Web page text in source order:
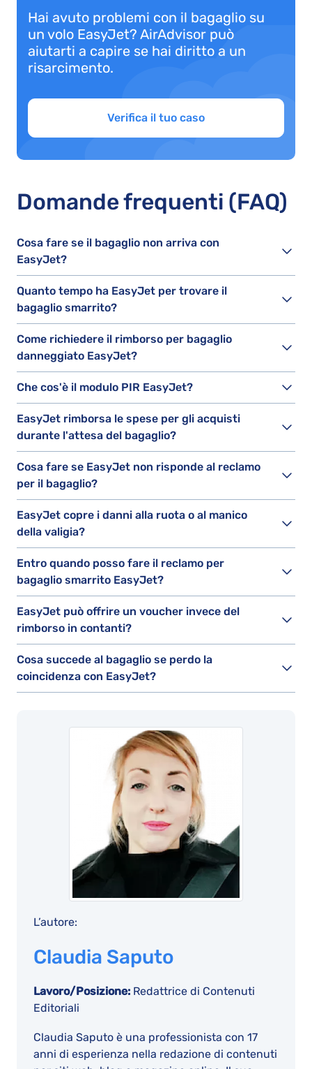
Hai avuto problemi con il bagaglio su
un volo EasyJet? AirAdvisor può
aiutarti a capire se hai diritto a un
risarcimento.
Verifica il tuo caso
Domande frequenti (FAQ)
Cosa fare se il bagaglio non arriva con
EasyJet?
Quanto tempo ha EasyJet per trovare il
bagaglio smarrito?
Come richiedere il rimborso per bagaglio
danneggiato EasyJet?
Che cos'è il modulo PIR EasyJet?
EasyJet rimborsa le spese per gli acquisti
durante l'attesa del bagaglio?
Cosa fare se EasyJet non risponde al reclamo
per il bagaglio?
EasyJet copre i danni alla ruota o al manico
della valigia?
Entro quando posso fare il reclamo per
bagaglio smarrito EasyJet?
EasyJet può offrire un voucher invece del
rimborso in contanti?
Cosa succede al bagaglio se perdo la
coincidenza con EasyJet?
L’autore:
Claudia Saputo
Lavoro/Posizione: Redattrice di Contenuti
Editoriali
Claudia Saputo è una professionista con 17
anni di esperienza nella redazione di contenuti